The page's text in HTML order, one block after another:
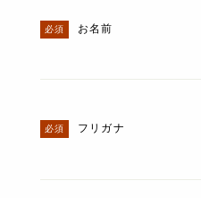
お名前
フリガナ